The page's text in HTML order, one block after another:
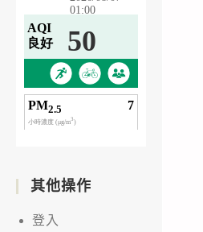
其他操作
登入